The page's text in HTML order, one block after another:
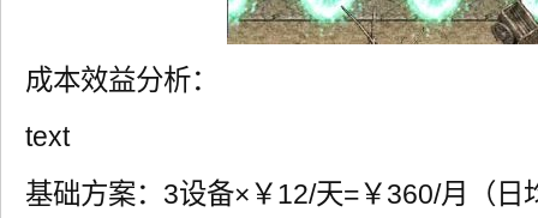
成本效益分析：
text
基础方案：3设备×￥12/天=￥360/月（日